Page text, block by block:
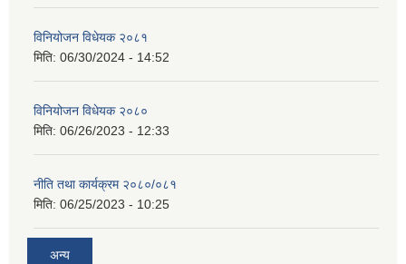
विनियोजन विधेयक २०८१
मिति: 06/30/2024 - 14:52
विनियोजन विधेयक २०८०
मिति: 06/26/2023 - 12:33
नीति तथा कार्यक्रम २०८०/०८१
मिति: 06/25/2023 - 10:25
अन्य